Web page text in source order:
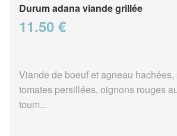
Durum adana viande grillée
11.50 €
Viande de boeuf et agneau
tomates persillées, oignons rouges
toum...